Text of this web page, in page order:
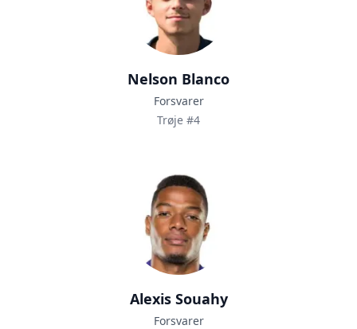
Nelson Blanco
Forsvarer
Trøje #4
Alexis Souahy
Forsvarer